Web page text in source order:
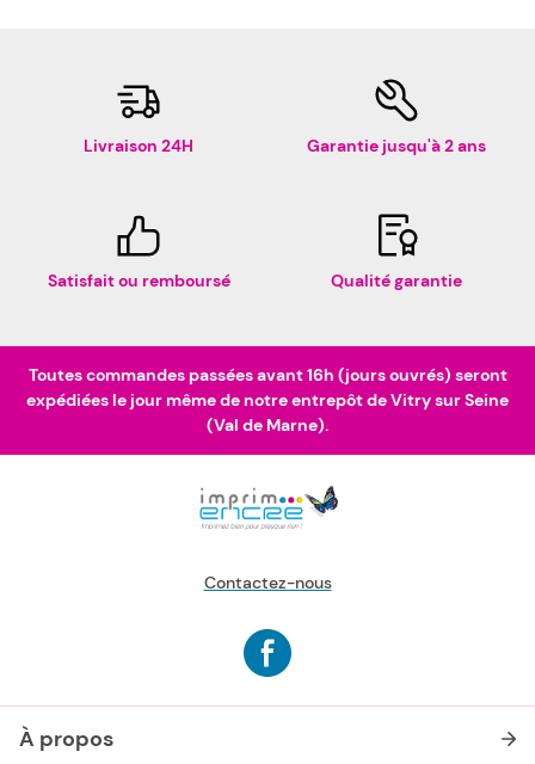
Livraison 24H Garantie jusqu'à 2 ans
Satisfait ou remboursé Qualité garantie
Toutes commandes passées avant 16h (jours ouvrés) seront
expédiées le jour même de notre entrepôt de Vitry sur Seine
(Val de Marne).
Contactez-nous
À propos